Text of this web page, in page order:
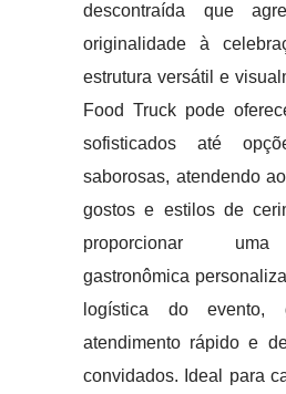
descontraída que
originalidade à
estrutura versátil e
Food Truck pode
sofisticados até
saborosas, atendendo
gostos e estilos de
proporcionar uma
gastronômica
logística do evento,
atendimento rápido e
convidados. Ideal para